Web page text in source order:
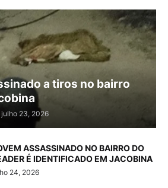
a tiros no bairro
julho 23, 2026
ASSASSINADO NO BAIRRO DO
É IDENTIFICADO EM JACOBINA
24, 2026